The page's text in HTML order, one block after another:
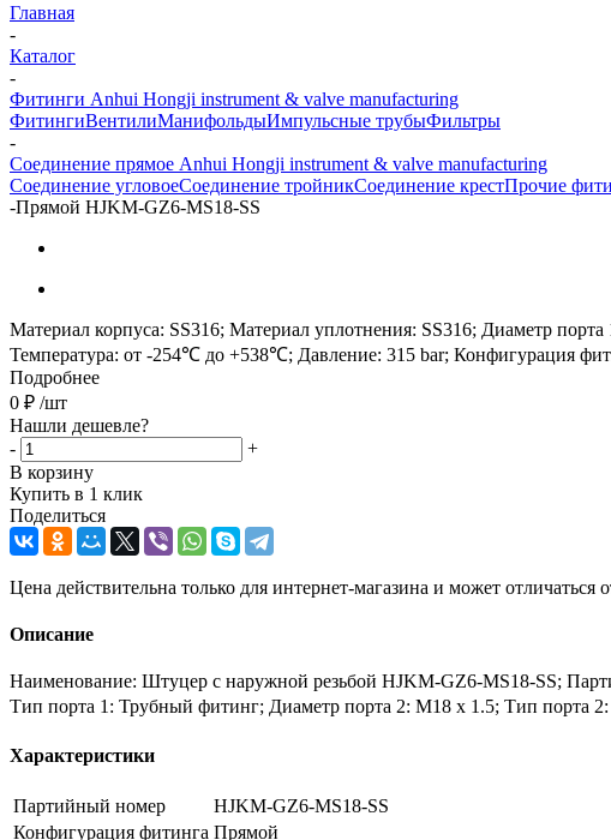
Главная
-
Каталог
-
Фитинги Anhui Hongji instrument & valve manufacturing
ФитингиВентилиМанифольдыИмпульсные трубыФильтры
-
Соединение прямое Anhui Hongji instrument & valve manufacturing
Соединение угловоеСоединение тройникСоединение крестПрочие
-Прямой HJKM-GZ6-MS18-SS
Материал корпуса: SS316; Материал уплотнения: SS316; Диаметр
Температура: от -254℃ до +538℃; Давление: 315 bar; Конфигурация
Подробнее
0 ₽ /шт
Нашли дешевле?
-
+
В корзину
Купить в 1 клик
Поделиться
Цена действительна только для интернет-магазина и может отличаться
Описание
Наименование: Штуцер с наружной резьбой HJKM-GZ6-MS18-SS;
Тип порта 1: Трубный фитинг; Диаметр порта 2: M18 x 1.5; Тип порта
Характеристики
Партийный номер
HJKM-GZ6-MS18-SS
Конфигурация фитинга Прямой